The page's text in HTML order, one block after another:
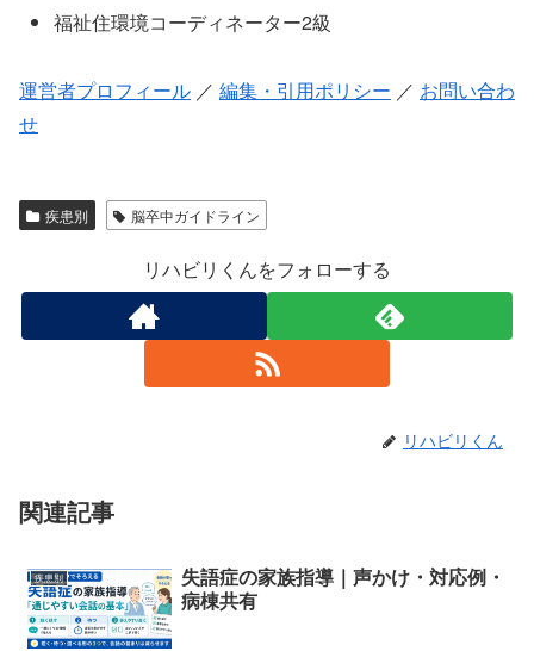
福祉住環境コーディネーター2級
運営者プロフィール ／ 編集・引用ポリシー ／ お問い合わ
せ
疾患別 脳卒中ガイドライン
リハビリくんをフォローする
リハビリくん
関連記事
疾患別
失語症の家族指導｜声かけ・対応例・
病棟共有